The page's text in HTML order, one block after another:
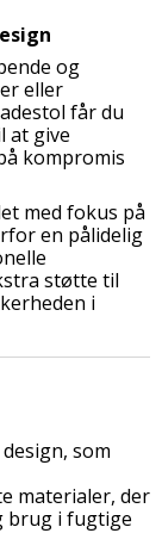
og
eller
får du
at give
kompromis
med fokus på
en pålidelig
støtte til
i
som
materialer, der
brug i fugtige